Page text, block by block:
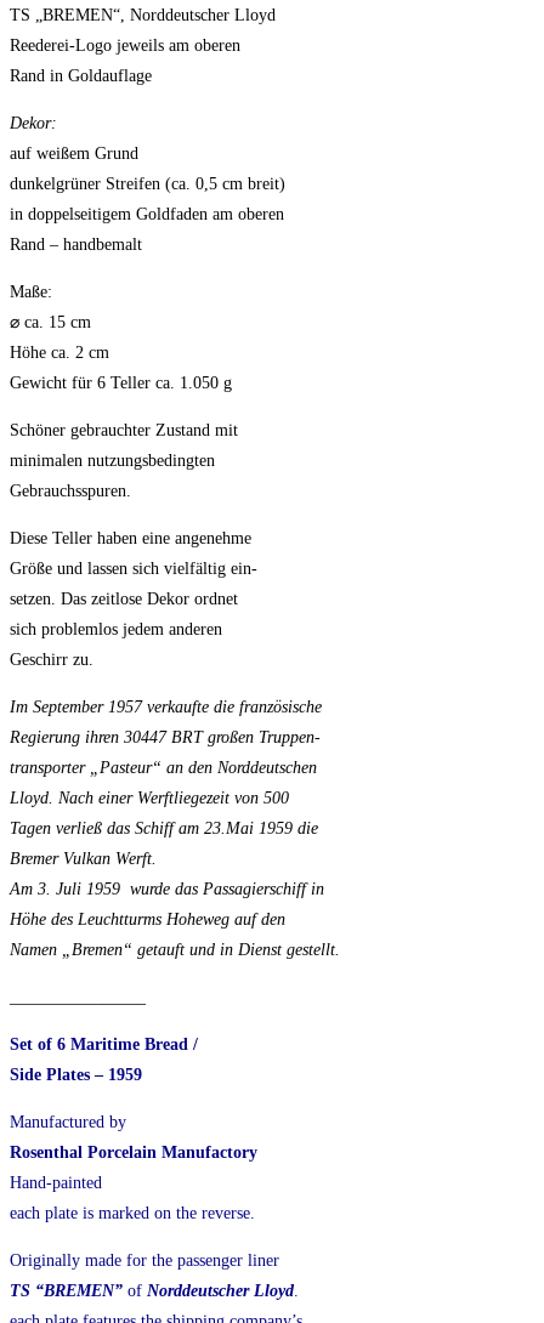
TS „BREMEN“, Norddeutscher Lloyd
Reederei-Logo jeweils am oberen
Rand in Goldauflage
Dekor:
auf weißem Grund
dunkelgrüner Streifen (ca. 0,5 cm breit)
in doppelseitigem Goldfaden am oberen
Rand – handbemalt
Maße:
⌀ ca. 15 cm
Höhe ca. 2 cm
Gewicht für 6 Teller ca. 1.050 g
Schöner gebrauchter Zustand mit
minimalen nutzungsbedingten
Gebrauchsspuren.
Diese Teller haben eine angenehme
Größe und lassen sich vielfältig ein-
setzen. Das zeitlose Dekor ordnet
sich problemlos jedem anderen
Geschirr zu.
Im September 1957 verkaufte die französische
Regierung ihren 30447 BRT großen Truppen-
transporter „Pasteur“ an den Norddeutschen
Lloyd. Nach einer Werftliegezeit von 500
Tagen verließ das Schiff am 23.Mai 1959 die
Bremer Vulkan Werft.
Am 3. Juli 1959 wurde das Passagierschiff in
Höhe des Leuchtturms Hoheweg auf den
Namen „Bremen“ getauft und in Dienst gestellt.
Set of 6 Maritime Bread /
Side Plates – 1959
Manufactured by
Rosenthal Porcelain Manufactory
Hand-painted
each plate is marked on the reverse.
Originally made for the passenger liner
TS “BREMEN” of Norddeutscher Lloyd